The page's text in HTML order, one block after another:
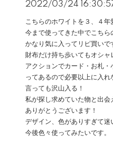
2022/03/24
こちらのホワイトを３、４年
今まで使ってきた中でこちら
かなり気に入ってリピ買いで
財布だけ持ち歩いてもオシ
アクションでカード・お札
ってあるので必要以上に入
言っても沢山入る！
私が探し求めていた物と出会
ありがとうございます！
デザイン、色がありすぎて迷
今後色々使ってみたいです。